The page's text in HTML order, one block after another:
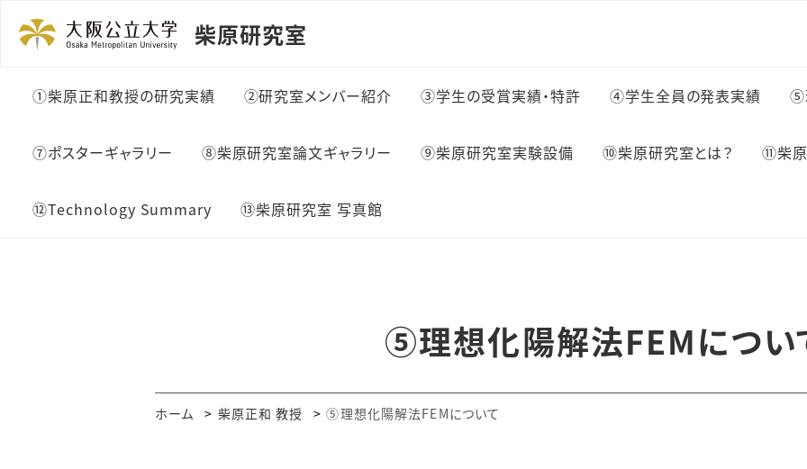
柴原研究室
①柴原正和教授の研究実績 ②研究室メンバー紹介 ③学生の受賞実績・特許 ④学生全員の発表実績 ⑤
⑦ポスターギャラリー ⑧柴原研究室論文ギャラリー ⑨柴原研究室実験設備 ⑩柴原研究室とは？ ⑪柴原
⑫Technology Summary ⑬柴原研究室 写真館
⑤理想化陽解法FEMについ
ホーム 柴原正和 教授 ⑤理想化陽解法FEMについて